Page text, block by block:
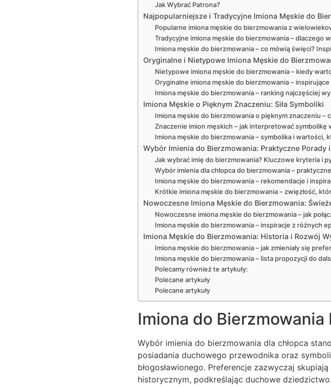
Jak Wybrać Patrona?
Najpopularniejsze i Tradycyjne Imiona Męskie do
Popularne imiona męskie do bierzmowania z
Tradycyjne imiona męskie do bierzmowania – dlaczego
Imiona męskie do bierzmowania – co mówią święci?
Oryginalne i Nietypowe Imiona Męskie do
Nietypowe imiona męskie do bierzmowania – kiedy
Oryginalne imiona męskie do bierzmowania – inspirujące
Imiona męskie do bierzmowania – ranking najczęściej
Imiona Męskie o Pięknym Znaczeniu: Siła Symboliki
Imiona męskie do bierzmowania o pięknym znaczeniu –
Znaczenie imion męskich – jak interpretować symbolikę
Imiona męskie do bierzmowania – symbolika i wartości,
Wybór Imienia do Bierzmowania: Praktyczne Porady
Jak wybrać imię do bierzmowania? Kluczowe kryteria i
Wybór imienia dla chłopca do bierzmowania –
Imiona męskie do bierzmowania – rekomendacje i
Krótkie imiona męskie do bierzmowania – zwięzłość,
Nowoczesne Imiona Męskie do Bierzmowania:
Nowoczesne imiona męskie do bierzmowania – jak
Imiona męskie do bierzmowania – inspiracje z różnych
Imiona Męskie do Bierzmowania: Historia i Rozwój
Imiona męskie do bierzmowania – jak zmieniały się
Imiona męskie do bierzmowania – lista propozycji do
Polecamy również te artykuły:
Polecane artykuły
Polecane artykuły
Imiona do Bierzmowania
Wybór imienia do bierzmowania dla chłopca
posiadania duchowego przewodnika oraz
błogosławionego. Preferencje zazwyczaj
historycznym, podkreślając duchowe dziedzictwo.